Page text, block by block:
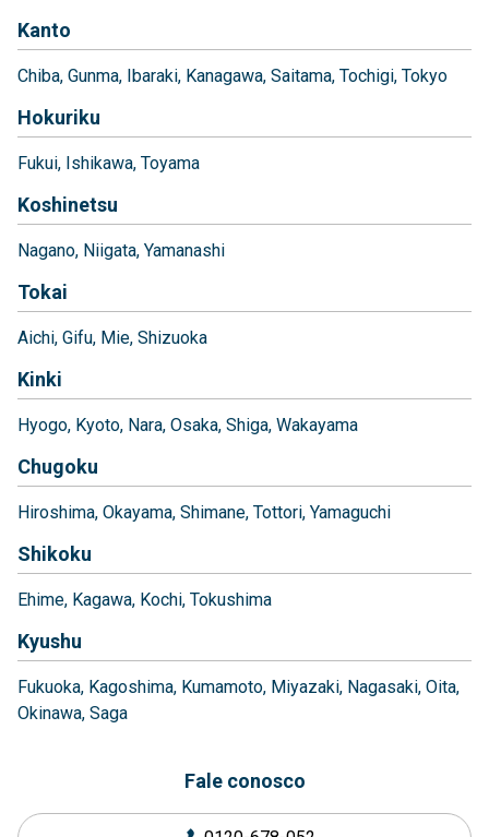
Kanto
Chiba Gunma Ibaraki Kanagawa Saitama Tochigi Tokyo
Hokuriku
Fukui Ishikawa Toyama
Koshinetsu
Nagano Niigata Yamanashi
Tokai
Aichi Gifu Mie Shizuoka
Kinki
Hyogo Kyoto Nara Osaka Shiga Wakayama
Chugoku
Hiroshima Okayama Shimane Tottori Yamaguchi
Shikoku
Ehime Kagawa Kochi Tokushima
Kyushu
Fukuoka Kagoshima Kumamoto Miyazaki Nagasaki Oita
Okinawa Saga
Fale conosco